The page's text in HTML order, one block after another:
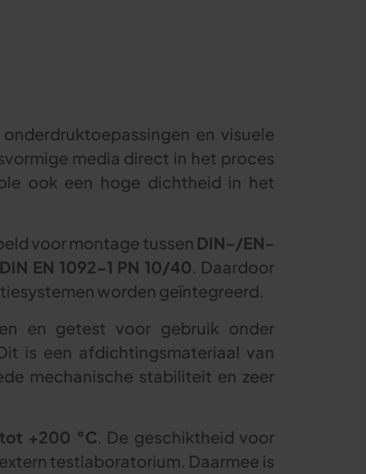
en visuele
media direct in het proces
ook een hoge dichtheid in het
voor montage tussen DIN-/EN-
DIN EN 1092-1 PN 10/40. Daardoor
worden geïntegreerd.
en getest voor gebruik onder
is een afdichtingsmateriaal van
mechanische stabiliteit en zeer
+200 °C. De geschiktheid voor
testlaboratorium. Daarmee is